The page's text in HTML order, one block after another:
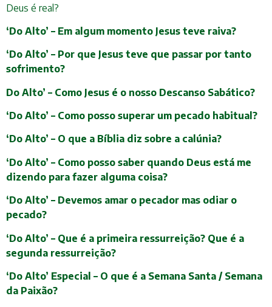
Deus é real?
‘Do Alto’ – Em algum momento Jesus teve raiva?
‘Do Alto’ – Por que Jesus teve que passar por tanto
sofrimento?
Do Alto’ – Como Jesus é o nosso Descanso Sabático?
‘Do Alto’ – Como posso superar um pecado habitual?
‘Do Alto’ – O que a Bíblia diz sobre a calúnia?
‘Do Alto’ – Como posso saber quando Deus está me
dizendo para fazer alguma coisa?
‘Do Alto’ – Devemos amar o pecador mas odiar o
pecado?
‘Do Alto’ – Que é a primeira ressurreição? Que é a
segunda ressurreição?
‘Do Alto’ Especial – O que é a Semana Santa / Semana
da Paixão?